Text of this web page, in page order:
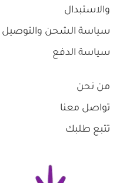
والاستبدال
سياسة الشحن والتوصيل
سياسة الدفع
من نحن
تواصل معنا
تتبع طلبك